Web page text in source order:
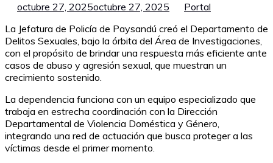
octubre 27, 2025octubre 27, 2025
Portal
La Jefatura de Policía de Paysandú creó el Departamento de
Delitos Sexuales, bajo la órbita del Área de Investigaciones,
con el propósito de brindar una respuesta más eficiente ante
casos de abuso y agresión sexual, que muestran un
crecimiento sostenido.
La dependencia funciona con un equipo especializado que
trabaja en estrecha coordinación con la Dirección
Departamental de Violencia Doméstica y Género,
integrando una red de actuación que busca proteger a las
víctimas desde el primer momento.